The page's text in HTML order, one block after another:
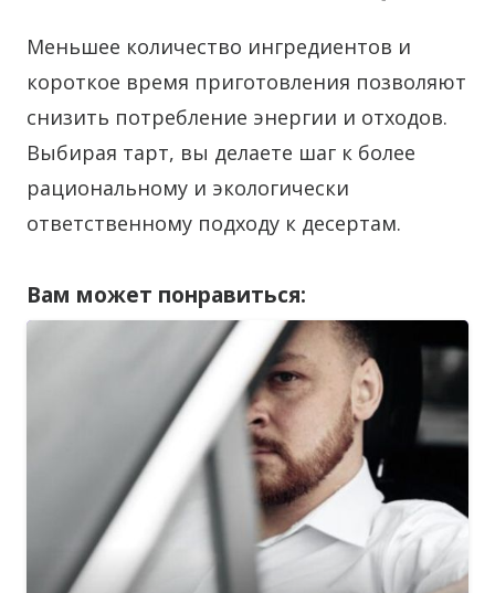
Меньшее количество ингредиентов и
короткое время приготовления позволяют
снизить потребление энергии и отходов.
Выбирая тарт, вы делаете шаг к более
рациональному и экологически
ответственному подходу к десертам.
Вам может понравиться: